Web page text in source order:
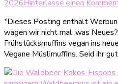
2026Hinterlasse einen
*Dieses Posting enthält
wagen wir nicht mal ‚was
Frühstücksmuffins vegan ins
Vegane Müslimuffins. Seid ihr